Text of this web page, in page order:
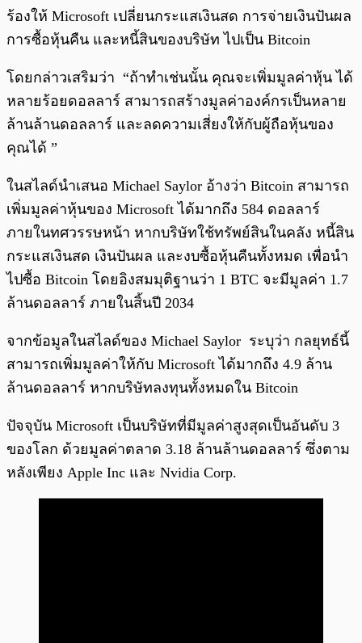
ร้องให้ Microsoft เปลี่ยนกระแสเงินสด การจ่ายเงินปันผล
การซื้อหุ้นคืน และหนี้สินของบริษัท ไปเป็น Bitcoin
โดยกล่าวเสริมว่า “ถ้าทำเช่นนั้น คุณจะเพิ่มมูลค่าหุ้น ได้
หลายร้อยดอลลาร์ สามารถสร้างมูลค่าองค์กรเป็นหลาย
ล้านล้านดอลลาร์ และลดความเสี่ยงให้กับผู้ถือหุ้นของ
คุณได้ ”
ในสไลด์นำเสนอ Michael Saylor อ้างว่า Bitcoin สามารถ
เพิ่มมูลค่าหุ้นของ Microsoft ได้มากถึง 584 ดอลลาร์
ภายในทศวรรษหน้า หากบริษัทใช้ทรัพย์สินในคลัง หนี้สิน
กระแสเงินสด เงินปันผล และงบซื้อหุ้นคืนทั้งหมด เพื่อนำ
ไปซื้อ Bitcoin โดยอิงสมมุติฐานว่า 1 BTC จะมีมูลค่า 1.7
ล้านดอลลาร์ ภายในสิ้นปี 2034
จากข้อมูลในสไลด์ของ Michael Saylor ระบุว่า กลยุทธ์นี้
สามารถเพิ่มมูลค่าให้กับ Microsoft ได้มากถึง 4.9 ล้าน
ล้านดอลลาร์ หากบริษัทลงทุนทั้งหมดใน Bitcoin
ปัจจุบัน Microsoft เป็นบริษัทที่มีมูลค่าสูงสุดเป็นอันดับ 3
ของโลก ด้วยมูลค่าตลาด 3.18 ล้านล้านดอลลาร์ ซึ่งตาม
หลังเพียง Apple Inc และ Nvidia Corp.